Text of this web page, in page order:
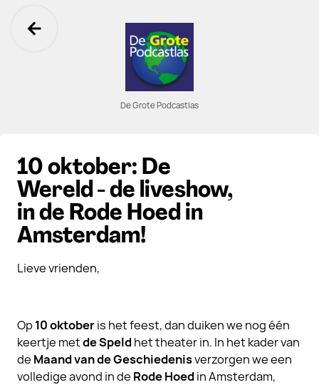
Ga terug
De Grote Podcastlas
10 oktober: De
Wereld - de liveshow,
in de Rode Hoed in
Amsterdam!
Lieve vrienden,
Op10 oktoberis het feest, dan duiken we nog één
keertje metde Speldhet theater in. In het kader van
de Maand van de Geschiedenisverzorgen we een
volledige avond in de Rode Hoedin Amsterdam,